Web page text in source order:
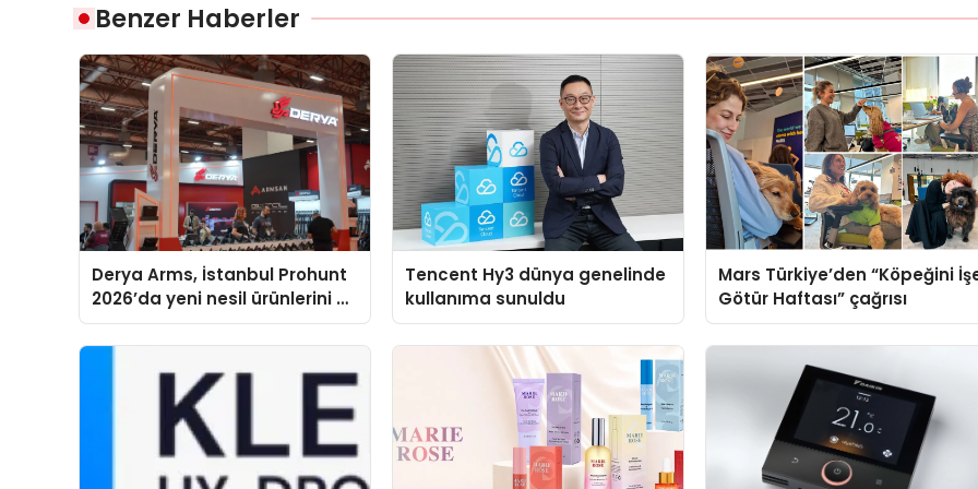
Benzer Haberler
Derya Arms, İstanbul Prohunt
2026’da yeni nesil ürünlerini ve
global marka vizyonunu
sergiledi
Tencent Hy3 dünya genelinde
kullanıma sunuldu
Mars Türkiye’den “Köpeğini
Götür Haftası” çağrısı